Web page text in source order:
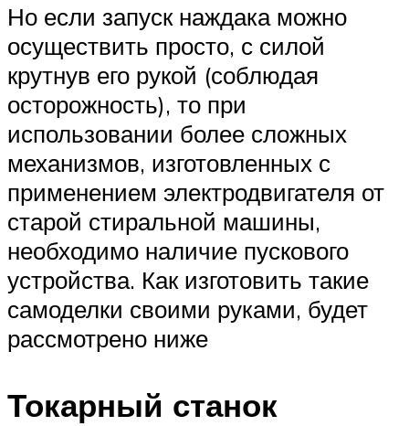
Но если запуск наждака можно
осуществить просто, с силой
крутнув его рукой (соблюдая
осторожность), то при
использовании более сложных
механизмов, изготовленных с
применением электродвигателя от
старой стиральной машины,
необходимо наличие пускового
устройства. Как изготовить такие
самоделки своими руками, будет
рассмотрено ниже
Токарный станок